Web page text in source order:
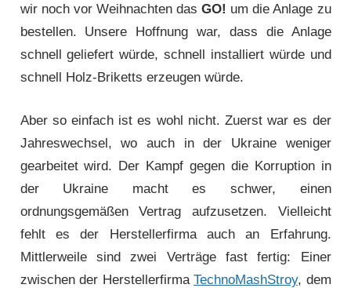
wir noch vor Weihnachten dasGO! um die Anlage zu
bestellen. Unsere Hoffnung war, dass die Anlage
schnell geliefert würde, schnell installiert würde und
schnell Holz-Briketts erzeugen würde.
Aber so einfach ist es wohl nicht. Zuerst war es der
Jahreswechsel, wo auch in der Ukraine weniger
gearbeitet wird. Der Kampf gegen die Korruption in
der Ukraine macht es schwer, einen
ordnungsgemäßen Vertrag aufzusetzen. Vielleicht
fehlt es der Herstellerfirma auch an Erfahrung.
Mittlerweile sind zwei Verträge fast fertig: Einer
zwischen der Herstellerfirma TechnoMashStroy, dem